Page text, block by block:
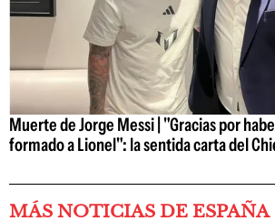
Muerte de Jorge Messi | "Gracias por
formado a Lionel": la sentida carta del
MÁS NOTICIAS DE ESPAÑA